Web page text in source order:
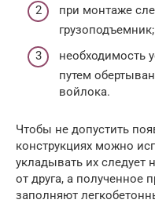
при монтаже
грузоподъемник;
необходимость
путем
войлока.
Чтобы не допустить
конструкциях можно
укладывать их следует
от друга, а полученное
заполняют